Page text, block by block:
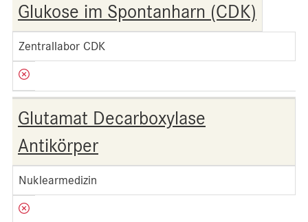
Glukose im Spontanharn (CDK)
Zentrallabor CDK
Glutamat Decarboxylase
Antikörper
Nuklearmedizin